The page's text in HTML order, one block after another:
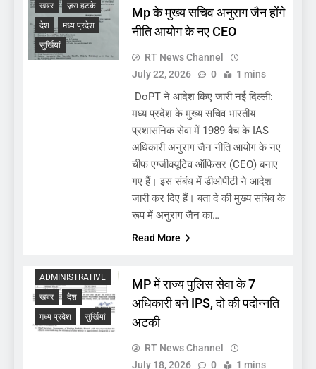
खबर
ज़रा हटके
देश
मध्य प्रदेश
सुर्खियां
Mp के मुख्य सचिव अनुराग जैन होंगे
नीति आयोग के नए CEO
RT News Channel
July 22, 2026
0 1 mins
DoPT ने आदेश किए जारी नई दिल्ली:
मध्य प्रदेश के मुख्य सचिव भारतीय
प्रशासनिक सेवा में 1989 बैच के IAS
अधिकारी अनुराग जैन नीति आयोग के नए
चीफ एग्जीक्यूटिव ऑफिसर (CEO) बनाए
गए हैं। इस संबंध में डीओपीटी ने आदेश
जारी कर दिए हैं। बता दे की मुख्य सचिव के
रूप में अनुराग जैन का…
Read More
ADMINISTRATIVE
खबर
देश
मध्य प्रदेश
सुर्खियां
MP में राज्य पुलिस सेवा के 7
अधिकारी बने IPS, दो की पदोन्नति
अटकी
RT News Channel
July 18, 2026
0 1 mins